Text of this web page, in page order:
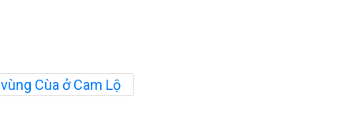
vùng Cùa ở Cam Lộ